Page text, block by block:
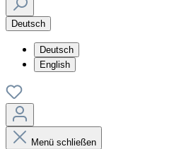
Deutsch
Deutsch
English
Menü schließen